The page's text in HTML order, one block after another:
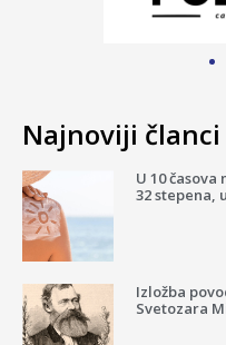
Najnoviji članci
U 10
32 stepena,
Izložba
Svetozara